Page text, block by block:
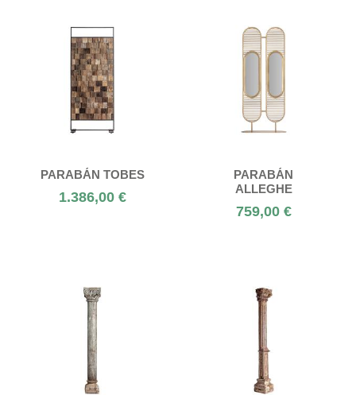
PARABÁN TOBES
1.386,00 €
PARABÁN
ALLEGHE
759,00 €